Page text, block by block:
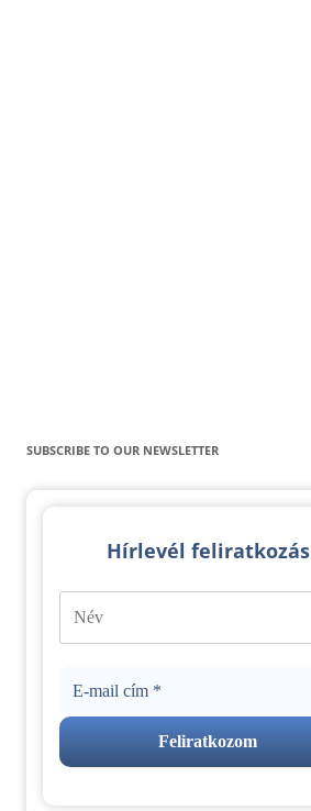
SUBSCRIBE TO OUR NEWSLETTER
Hírlevél feliratkozás